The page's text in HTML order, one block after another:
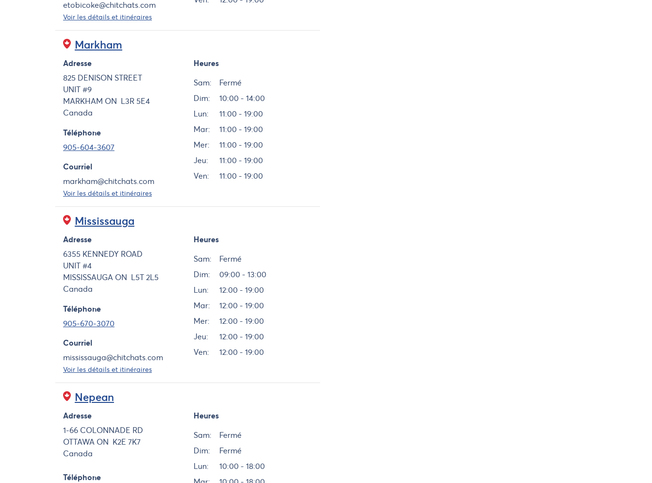
etobicoke@chitchats.com
Voir les détails et itinéraires
Markham
Adresse
825 DENISON STREET
UNIT #9
MARKHAM ON L3R 5E4
Canada
Téléphone
905-604-3607
Courriel
markham@chitchats.com
Heures
Sam:
Fermé
Dim:
10:00 - 14:00
Lun:
11:00 - 19:00
Mar:
11:00 - 19:00
Mer:
11:00 - 19:00
Jeu:
11:00 - 19:00
Ven:
11:00 - 19:00
Voir les détails et itinéraires
Mississauga
Adresse
6355 KENNEDY ROAD
UNIT #4
MISSISSAUGA ON L5T 2L5
Canada
Téléphone
905-670-3070
Courriel
mississauga@chitchats.com
Heures
Sam:
Fermé
Dim:
09:00 - 13:00
Lun:
12:00 - 19:00
Mar:
12:00 - 19:00
Mer:
12:00 - 19:00
Jeu:
12:00 - 19:00
Ven:
12:00 - 19:00
Voir les détails et itinéraires
Nepean
Adresse
1-66 COLONNADE RD
OTTAWA ON K2E 7K7
Canada
Téléphone
Heures
Sam:
Fermé
Dim:
Fermé
Lun:
10:00 - 18:00